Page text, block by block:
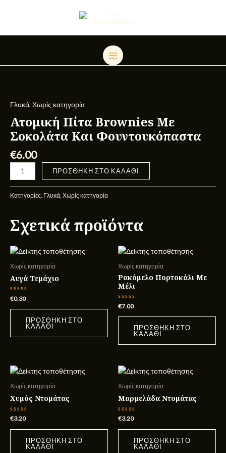
MENU
Γλυκά, Χωρίς κατηγορία
Ατομική Πίτα Brownies Με
Σοκολάτα Και Φουντουκόπαστα
€6.00
Brownies
Σοκολάτα
Και
ποσότητα
ΠΡΟΣΘΉΚΗ ΣΤΟ ΚΑΛΆΘΙ
Κατηγορίες: Γλυκά, Χωρίς κατηγορία
Σχετικά προϊόντα
Χωρίς κατηγορία
Αυγά Τεμάχιο
Βαθμολογήθηκε
με
0
€0.30
ΠΡΟΣΘΉΚΗ ΣΤΟ
ΚΑΛΆΘΙ
Χωρίς κατηγορία
Ρακόμελο Πορτοκάλι Με
Μέλι
Βαθμολογήθηκε
με
0
€7.00
ΠΡΟΣΘΉΚΗ ΣΤΟ
ΚΑΛΆΘΙ
Χωρίς κατηγορία
Χυμός Ντομάτας
Βαθμολογήθηκε
0
€3.20
ΠΡΟΣΘΉΚΗ ΣΤΟ
ΚΑΛΆΘΙ
Χωρίς κατηγορία
Μαρμελάδα Ντομάτας
Βαθμολογήθηκε
0
€3.20
ΠΡΟΣΘΉΚΗ ΣΤΟ
ΚΑΛΆΘΙ